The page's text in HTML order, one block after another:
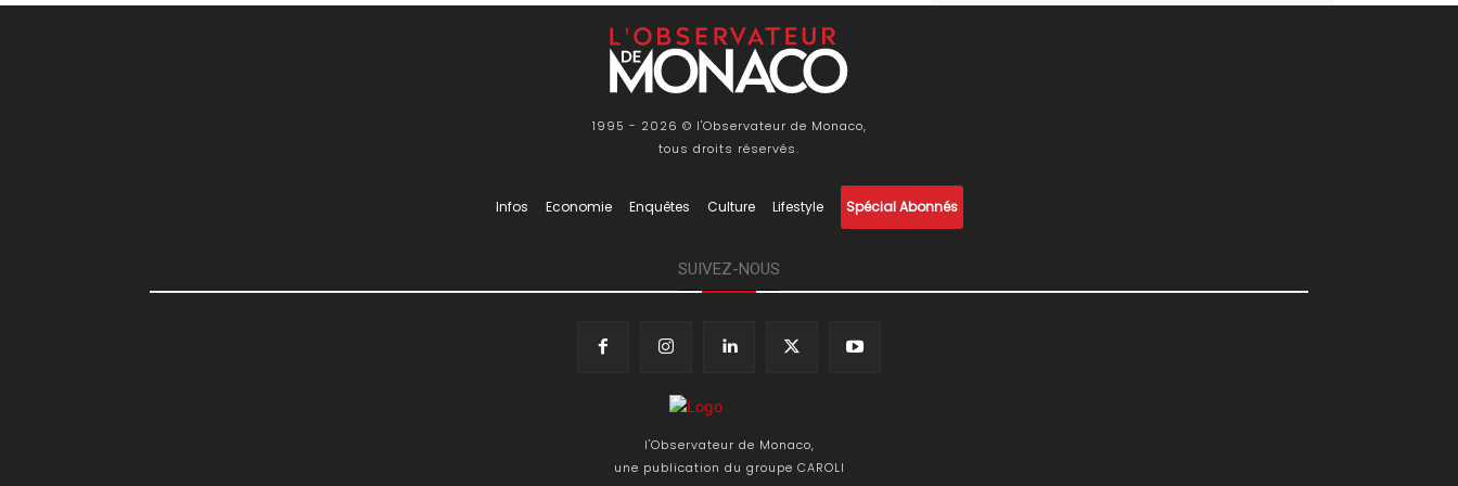
1995 - 2026 © l'Observateur de Monaco,
tous droits réservés.
Infos Economie Enquêtes Culture Lifestyle Spécial Abonnés
SUIVEZ-NOUS
l'Observateur de Monaco,
une publication du groupe CAROLI